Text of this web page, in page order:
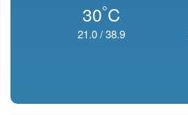
30°C
21.0/38.9